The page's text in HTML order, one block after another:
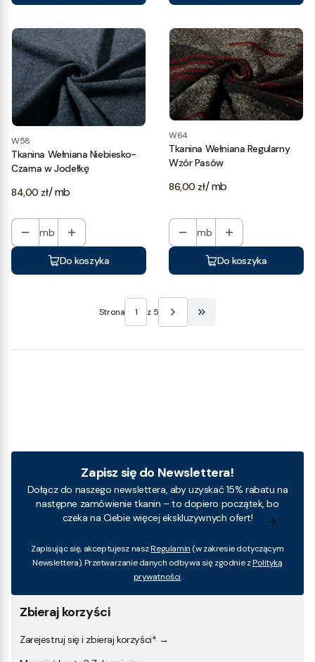
W58
Tkanina Wełniana Niebiesko-
Czarna w Jodełkę
Cena
84,00 zł/ mb
mb
Do koszyka
W64
Tkanina Wełniana Regularny
Wzór Pasów
Cena
86,00 zł/ mb
mb
Do koszyka
Strona z 5 Przejdź do ostatniej
Zbieraj korzyści
Zarejestruj się i zbieraj korzyści* →
Zapisz się do Newslettera!
Dołącz do naszego newslettera, aby uzyskać 15% rabatu na
następne zamówienie tkanin – to dopiero początek, bo
czeka na Ciebie więcej ekskluzywnych ofert!
Zapisując się, akceptujesz naszRegulamin (w zakresie dotyczącym
Newslettera). Przetwarzanie danych odbywa się zgodnie zPolityką
prywatności.